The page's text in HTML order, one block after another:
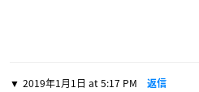
2019年1月1日 at 5:17 PM 返信